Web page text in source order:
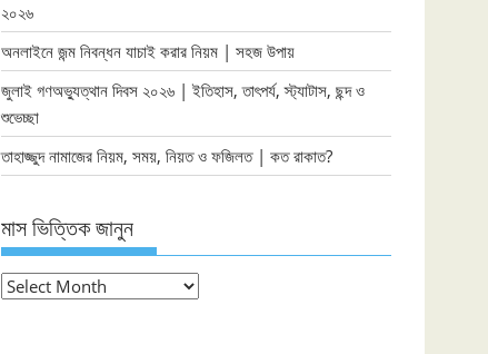
২০২৬
অনলাইনে জন্ম নিবন্ধন যাচাই করার নিয়ম | সহজ উপায়
জুলাই গণঅভ্যুত্থান দিবস ২০২৬ | ইতিহাস, তাৎপর্য, স্ট্যাটাস, ছন্দ ও
শুভেচ্ছা
তাহাজ্জুদ নামাজের নিয়ম, সময়, নিয়ত ও ফজিলত | কত রাকাত?
মাস ভিত্তিক জানুন
মাস